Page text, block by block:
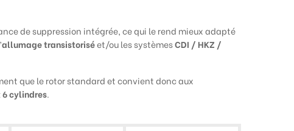
de suppression intégrée, ce qui le rend mieux adapté
allumage transistoriséet/ou les systèmesCDI / HKZ /
que le rotor standard et convient donc aux
cylindres.